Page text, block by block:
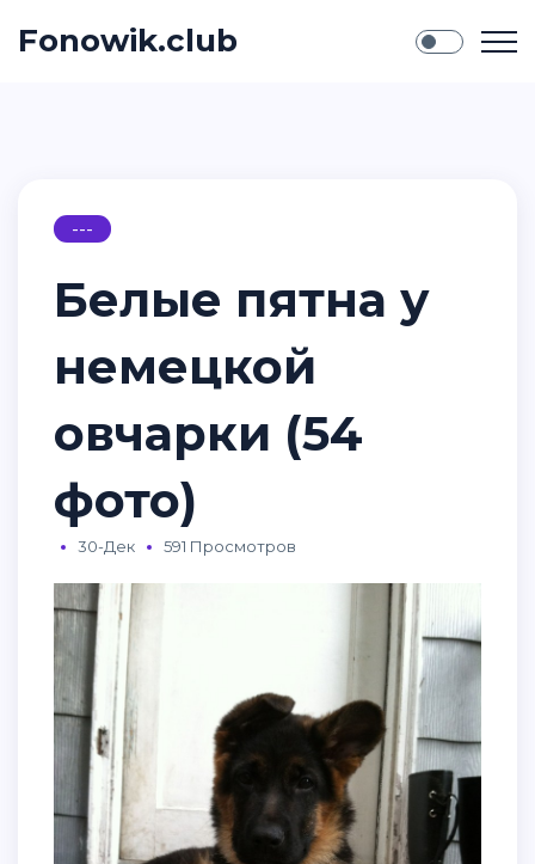
Fonowik.club
---
Белые пятна у
немецкой
овчарки (54
фото)
30-Дек 591 Просмотров